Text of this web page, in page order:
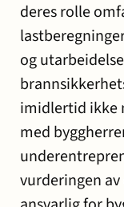
deres rolle
og
imidlertid ikke
med
vurderingen